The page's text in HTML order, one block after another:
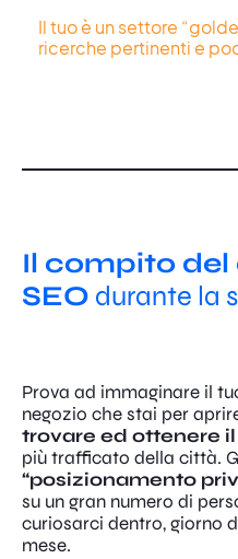
Il tuo è un settore
ricerche pertinenti e
Il compito
SEO durante la
Prova ad immaginare il
negozio che stai per
trovare ed ottenere
più trafficato della città.
“posizionamento
su un gran numero di
curiosarci dentro, giorno
mese.